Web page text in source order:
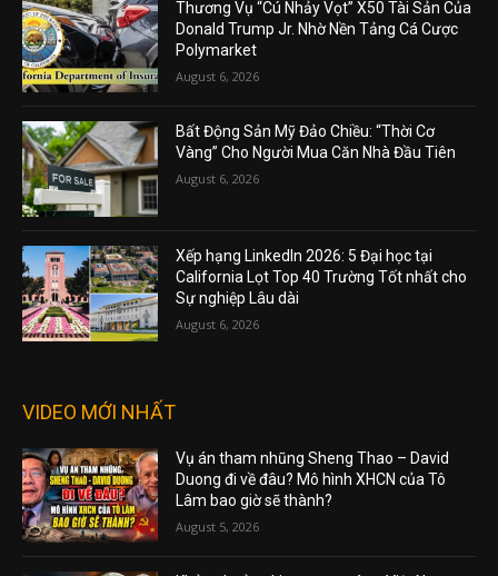
Thương Vụ “Cú Nhảy Vọt” X50 Tài Sản Của
Donald Trump Jr. Nhờ Nền Tảng Cá Cược
Polymarket
August 6, 2026
Bất Động Sản Mỹ Đảo Chiều: “Thời Cơ
Vàng” Cho Người Mua Căn Nhà Đầu Tiên
August 6, 2026
Xếp hạng LinkedIn 2026: 5 Đại học tại
California Lọt Top 40 Trường Tốt nhất cho
Sự nghiệp Lâu dài
August 6, 2026
VIDEO MỚI NHẤT
Vụ án tham nhũng Sheng Thao – David
Duong đi về đâu? Mô hình XHCN của Tô
Lâm bao giờ sẽ thành?
August 5, 2026